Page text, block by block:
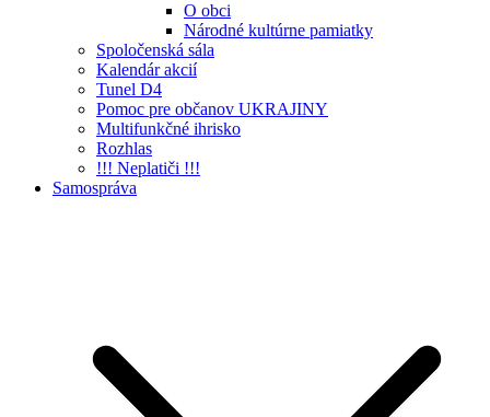
O obci
Národné kultúrne pamiatky
Spoločenská sála
Kalendár akcií
Tunel D4
Pomoc pre občanov UKRAJINY
Multifunkčné ihrisko
Rozhlas
!!! Neplatiči !!!
Samospráva